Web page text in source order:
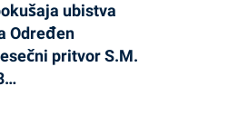
ubistva
Određen
pritvor S.M.